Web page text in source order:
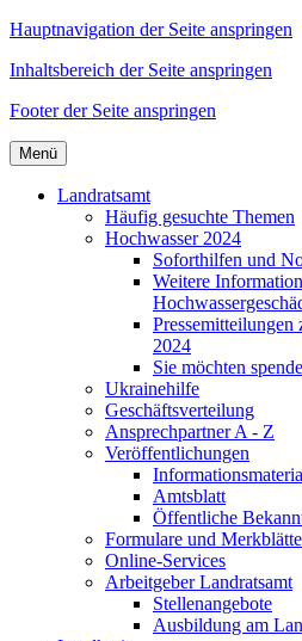
Hauptnavigation der Seite anspringen
Inhaltsbereich der Seite anspringen
Footer der Seite anspringen
Menü
Landratsamt
Häufig gesuchte Themen
Hochwasser 2024
Soforthilfen und
Weitere
Pressemitteilungen
2024
Sie möchten
Ukrainehilfe
Geschäftsverteilung
Ansprechpartner A - Z
Veröffentlichungen
Amtsblatt
Öffentliche
Formulare und
Online-Services
Arbeitgeber Landratsamt
Stellenangebote
Ausbildung am